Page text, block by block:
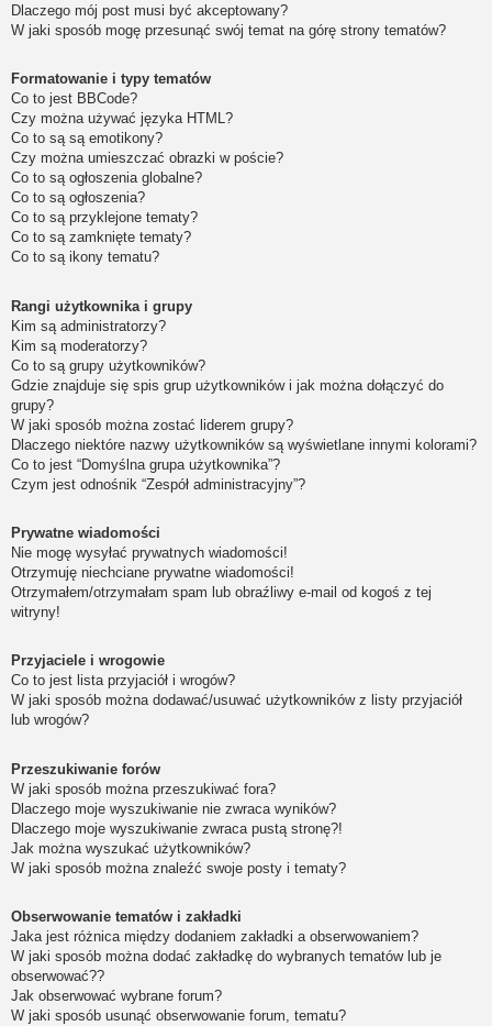
Dlaczego mój post musi być akceptowany?
W jaki sposób mogę przesunąć swój temat na górę strony tematów?
Formatowanie i typy tematów
Co to jest BBCode?
Czy można używać języka HTML?
Co to są są emotikony?
Czy można umieszczać obrazki w poście?
Co to są ogłoszenia globalne?
Co to są ogłoszenia?
Co to są przyklejone tematy?
Co to są zamknięte tematy?
Co to są ikony tematu?
Rangi użytkownika i grupy
Kim są administratorzy?
Kim są moderatorzy?
Co to są grupy użytkowników?
Gdzie znajduje się spis grup użytkowników i jak można dołączyć do
grupy?
W jaki sposób można zostać liderem grupy?
Dlaczego niektóre nazwy użytkowników są wyświetlane innymi kolorami?
Co to jest “Domyślna grupa użytkownika”?
Czym jest odnośnik “Zespół administracyjny”?
Prywatne wiadomości
Nie mogę wysyłać prywatnych wiadomości!
Otrzymuję niechciane prywatne wiadomości!
Otrzymałem/otrzymałam spam lub obraźliwy e-mail od kogoś z tej
witryny!
Przyjaciele i wrogowie
Co to jest lista przyjaciół i wrogów?
W jaki sposób można dodawać/usuwać użytkowników z listy przyjaciół
lub wrogów?
Przeszukiwanie forów
W jaki sposób można przeszukiwać fora?
Dlaczego moje wyszukiwanie nie zwraca wyników?
Dlaczego moje wyszukiwanie zwraca pustą stronę?!
Jak można wyszukać użytkowników?
W jaki sposób można znaleźć swoje posty i tematy?
Obserwowanie tematów i zakładki
Jaka jest różnica między dodaniem zakładki a obserwowaniem?
W jaki sposób można dodać zakładkę do wybranych tematów lub je
obserwować??
Jak obserwować wybrane forum?
W jaki sposób usunąć obserwowanie forum, tematu?